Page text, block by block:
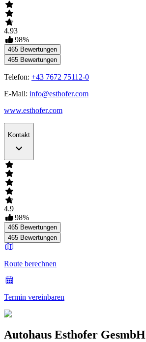
4.93
98%
465 Bewertungen
465 Bewertungen
Telefon: +43 7672 75112-0
E-Mail: info@esthofer.com
www.esthofer.com
Kontakt
4.9
98%
465 Bewertungen
465 Bewertungen
Route berechnen
Termin vereinbaren
Autohaus Esthofer GesmbH